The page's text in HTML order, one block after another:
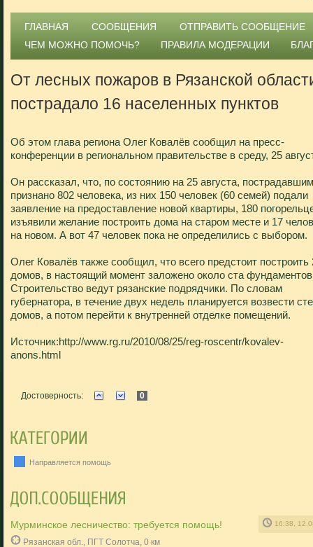
ГЛАВНАЯ СООБЩЕНИЯ
ОТПРАВИТЬ СООБЩЕНИЕ
ЧЕМ МОЖНО ПОМОЧЬ?
ПРАВИЛА МОДЕРАЦИИ
От лесных пожаров в Рязанской
пострадало 16 населенных пунктов
Об этом глава региона Олег Ковалёв сообщил на пресс-
конференции в региональном правительстве в среду, 25
Он рассказал, что, по состоянию на 25 августа,
признано 802 человека, из них 150 человек (60 семей) подали
заявление на предоставление новой квартиры, 180
изъявили желание построить дома на старом месте и 17
на новом. А вот 47 человек пока не определились с выбором.
Олег Ковалёв также сообщил, что всего предстоит построить
домов, в настоящий момент заложено около ста
Строительство ведут рязанские подрядчики. По словам
губернатора, в течение двух недель планируется возвести
домов, а потом перейти к внутренней отделке помещений.
Источник:http://www.rg.ru/2010/08/25/reg-roscentr/kovalev-
anons.html
Достоверность: 0
Направляется помощь
Мурминское лесничество: требуется помощь! 16:38,
Рязанская обл., ПГТ Солотча, 0 км